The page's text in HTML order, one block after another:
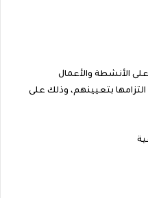
الأنشطة والأعمال
بتعيينهم، وذلك على